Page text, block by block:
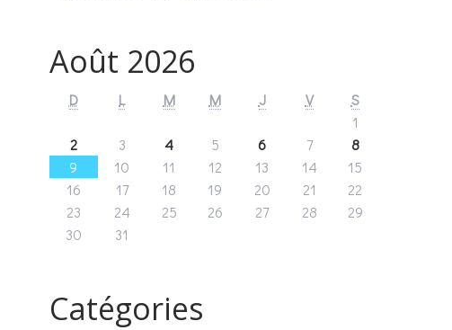
Août 2026
D L M M J V
S
1
2
3 4 5 6 7
8
9
10 11 12 13 14
15
16
17 18 19 20 21
22
23
24 25 26 27 28
29
30
31
Catégories